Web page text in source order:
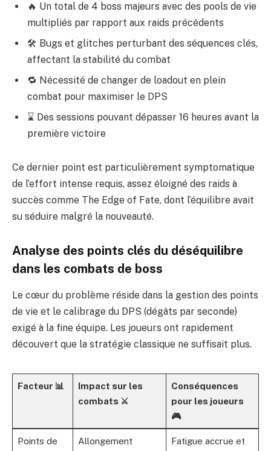
🔥 Un total de 4 boss majeurs avec des pools de vie
multipliés par rapport aux raids précédents
🛠️ Bugs et glitches perturbant des séquences clés,
affectant la stabilité du combat
🔁 Nécessité de changer de loadout en plein
combat pour maximiser le DPS
⌛ Des sessions pouvant dépasser 16 heures avant la
première victoire
Ce dernier point est particulièrement symptomatique
de l’effort intense requis, assez éloigné des raids à
succès comme The Edge of Fate, dont l’équilibre avait
su séduire malgré la nouveauté.
Analyse des points clés du déséquilibre
dans les combats de boss
Le cœur du problème réside dans la gestion des points
de vie et le calibrage du DPS (dégâts par seconde)
exigé à la fine équipe. Les joueurs ont rapidement
découvert que la stratégie classique ne suffisait plus.
Facteur 📊
Impact sur les
combats ⚔️
Conséquences
pour les joueurs
🎮
Points de Allongement Fatigue accrue et